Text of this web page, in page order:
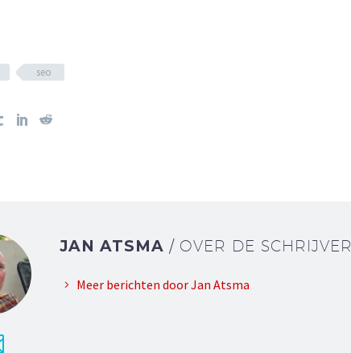
seo
JAN ATSMA / OVER DE SCHRIJVER
Meer berichten door Jan Atsma